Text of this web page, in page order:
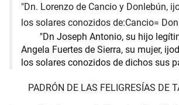
"Dn. Lorenzo de Cancio y Donlebún,
los solares conozidos de:Cancio=
"Dn Joseph Antonio, su hijo
Angela Fuertes de Sierra, su mujer,
los solares conozidos de dichos sus
PADRÓN DE LAS FELIGRESÍAS DE